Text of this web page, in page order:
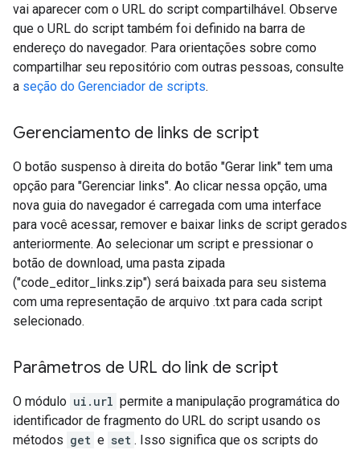
vai aparecer com o URL do script compartilhável. Observe
que o URL do script também foi definido na barra de
endereço do navegador. Para orientações sobre como
compartilhar seu repositório com outras pessoas, consulte
a seção do Gerenciador de scripts.
Gerenciamento de links de script
O botão suspenso à direita do botão "Gerar link" tem uma
opção para "Gerenciar links". Ao clicar nessa opção, uma
nova guia do navegador é carregada com uma interface
para você acessar, remover e baixar links de script gerados
anteriormente. Ao selecionar um script e pressionar o
botão de download, uma pasta zipada
("code_editor_links.zip") será baixada para seu sistema
com uma representação de arquivo .txt para cada script
selecionado.
Parâmetros de URL do link de script
O módulo ui.url permite a manipulação programática do
identificador de fragmento do URL do script usando os
métodos get e set . Isso significa que os scripts do